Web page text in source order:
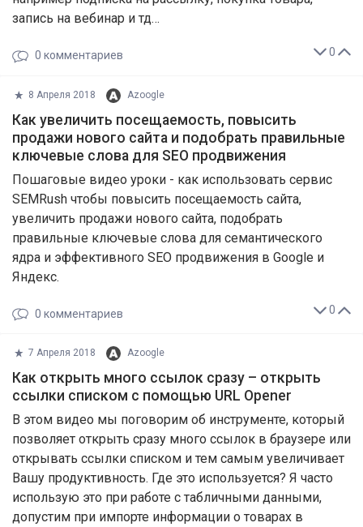
запись на вебинар и тд…
0
0 комментариев
8 Апреля 2018 Azoogle
Как увеличить посещаемость, повысить
продажи нового сайта и подобрать правильные
ключевые слова для SEO продвижения
Пошаговые видео уроки - как использовать сервис
SEMRush чтобы повысить посещаемость сайта,
увеличить продажи нового сайта, подобрать
правильные ключевые слова для семантического
ядра и эффективного SEO продвижения в Google и
Яндекс.
0
0 комментариев
7 Апреля 2018 Azoogle
Как открыть много ссылок сразу – открыть
ссылки списком с помощью URL Opener
В этом видео мы поговорим об инструменте, который
позволяет открыть сразу много ссылок в браузере или
открывать ссылки списком и тем самым увеличивает
Вашу продуктивность. Где это используется? Я часто
использую это при работе с табличными данными,
допустим при импорте информации о товарах в